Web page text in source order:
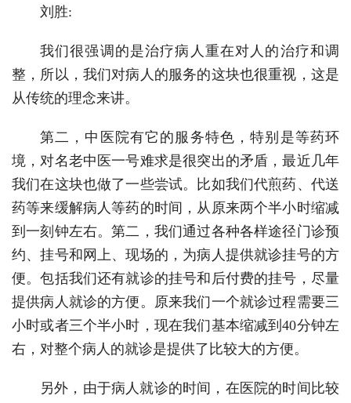
刘胜:
我们很强调的是治疗病人重在对人的治疗和调
整，所以，我们对病人的服务的这块也很重视，这是
从传统的理念来讲。
第二，中医院有它的服务特色，特别是等药环
境，对名老中医一号难求是很突出的矛盾，最近几年
我们在这块也做了一些尝试。比如我们代煎药、代送
药等来缓解病人等药的时间，从原来两个半小时缩减
到一刻钟左右。第二，我们通过各种各样途径门诊预
约、挂号和网上、现场的，为病人提供就诊挂号的方
便。包括我们还有就诊的挂号和后付费的挂号，尽量
提供病人就诊的方便。原来我们一个就诊过程需要三
小时或者三个半小时，现在我们基本缩减到40分钟左
右，对整个病人的就诊是提供了比较大的方便。
另外，由于病人就诊的时间，在医院的时间比较